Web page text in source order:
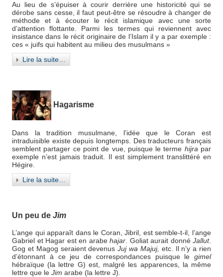
Au lieu de s’épuiser à courir derrière une historicité qui se
dérobe sans cesse, il faut peut-être se résoudre à changer de
méthode et à écouter le récit islamique avec une sorte
d’attention flottante. Parmi les termes qui reviennent avec
insistance dans le récit originaire de l’Islam il y a par exemple :
ces « juifs qui habitent au milieu des musulmans »
Lire la suite…
Hagarisme
Dans la tradition musulmane, l’idée que le Coran est
intraduisible existe depuis longtemps. Des traducteurs français
semblent partager ce point de vue, puisque le terme hijra par
exemple n’est jamais traduit. Il est simplement translittéré en
Hégire.
Lire la suite…
Un peu de Jim
L’ange qui apparaît dans le Coran, Jibril, est semble-t-il, l’ange
Gabriel et Hagar est en arabe hajar . Goliat aurait donné Jallut.
Gog et Magog seraient devenusJuj wa Majuj, etc. Il n’y a rien
d’étonnant à ce jeu de correspondances puisque le gimel
hébraïque (la lettre G) est, malgré les apparences, la même
lettre que le Jim arabe (la lettre J).